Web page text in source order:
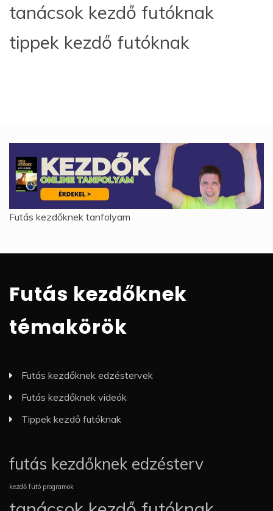
tanácsok kezdő futóknak
tippek kezdő futóknak
Futás kezdőknek tanfolyam
Futás kezdőknek
témakörök
Futás kezdőknek edzéstervek
Futás kezdőknek videók
Tippek kezdő futóknak
futás kezdőknek edzésterv
kezdő futó programok